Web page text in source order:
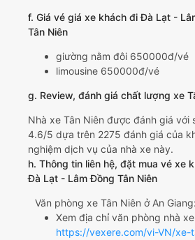
f. Giá vé giá xe khách đi Đà Lạt -
Tân Niên
giường nằm đôi 650000đ/vé
limousine 650000đ/vé
g. Review, đánh giá chất lượng xe
Nhà xe Tân Niên được đánh giá với
4.6/5 dựa trên 2275 đánh giá của
nghiệm dịch vụ của nhà xe này.
h. Thông tin liên hệ, đặt mua vé xe
Đà Lạt - Lâm Đồng Tân Niên
Văn phòng xe Tân Niên ở An Giang:
Xem địa chỉ văn phòng nhà
https://vexere.com/vi-VN/xe-